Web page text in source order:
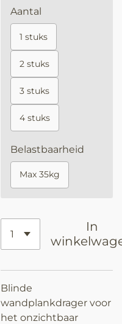
Aantal
1 stuks
2 stuks
3 stuks
4 stuks
Belastbaarheid
Max 35kg
In
Blinde
wandplankdrager voor
het onzichtbaar